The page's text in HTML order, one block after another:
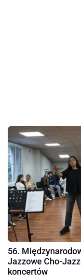
56.
Jazzowe Cho-
koncertów